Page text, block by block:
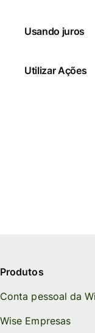
Usando juros
Utilizar Ações
Produtos
Conta pessoal da
Wise Empresas